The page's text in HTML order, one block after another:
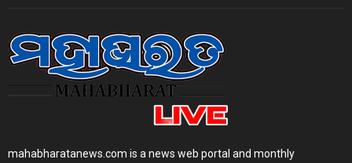
mahabharatanews.com is a news web portal and monthly